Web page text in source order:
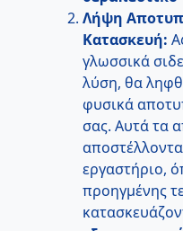
Λήψη
Κατασκευή:
γλωσσικά
λύση, θα
φυσικά
σας. Αυτά τα
εργαστήριο,
προηγμένης